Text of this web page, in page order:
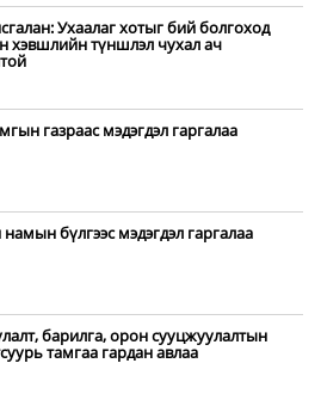
Ухаалаг хотыг бий болгоход
хэвшлийн түншлэл чухал ач
газраас мэдэгдэл гаргалаа
бүлгээс мэдэгдэл гаргалаа
барилга, орон сууцжуулалтын
тамгаа гардан авлаа